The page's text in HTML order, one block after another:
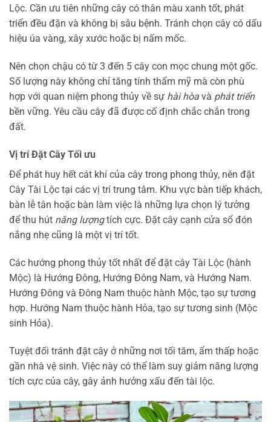
Lộc. Cần ưu tiên những cây có thân màu xanh tốt, phát
triển đều đặn và không bị sâu bệnh. Tránh chọn cây có dấu
hiệu úa vàng, xây xước hoặc bị nấm mốc.
Nên chọn chậu có từ 3 đến 5 cây con mọc chung một gốc.
Số lượng này không chỉ tăng tính thẩm mỹ mà còn phù
hợp với quan niệm phong thủy về sự hài hòa và phát triển
bền vững. Yêu cầu cây đã được cố định chắc chắn trong
đất.
Vị trí Đặt Cây Tối ưu
Để phát huy hết cát khí của cây trong phong thủy, nên đặt
Cây Tài Lộc tại các vị trí trung tâm. Khu vực bàn tiếp khách,
bàn lễ tân hoặc bàn làm việc là những lựa chọn lý tưởng
để thu hút năng lượngtích cực. Đặt cây cạnh cửa sổ đón
nắng nhẹ cũng là một vị trí tốt.
Các hướng phong thủy tốt nhất để đặt cây Tài Lộc (hành
Mộc) là Hướng Đông, Hướng Đông Nam, và Hướng Nam.
Hướng Đông và Đông Nam thuộc hành Mộc, tạo sự tương
hợp. Hướng Nam thuộc hành Hỏa, tạo sự tương sinh (Mộc
sinh Hỏa).
Tuyệt đối tránh đặt cây ở những nơi tối tăm, ẩm thấp hoặc
gần nhà vệ sinh. Việc này có thể làm suy giảm năng lượng
tích cực của cây, gây ảnh hưởng xấu đến tài lộc.